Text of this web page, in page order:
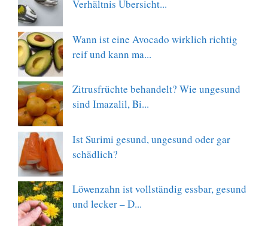
Verhältnis Übersicht...
Wann ist eine Avocado wirklich richtig
reif und kann ma...
Zitrusfrüchte behandelt? Wie ungesund
sind Imazalil, Bi...
Ist Surimi gesund, ungesund oder gar
schädlich?
Löwenzahn ist vollständig essbar, gesund
und lecker – D...